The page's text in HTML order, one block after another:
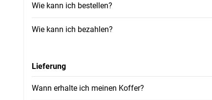
Wie kann ich bestellen?
Wie kann ich bezahlen?
Lieferung
Wann erhalte ich meinen Koffer?